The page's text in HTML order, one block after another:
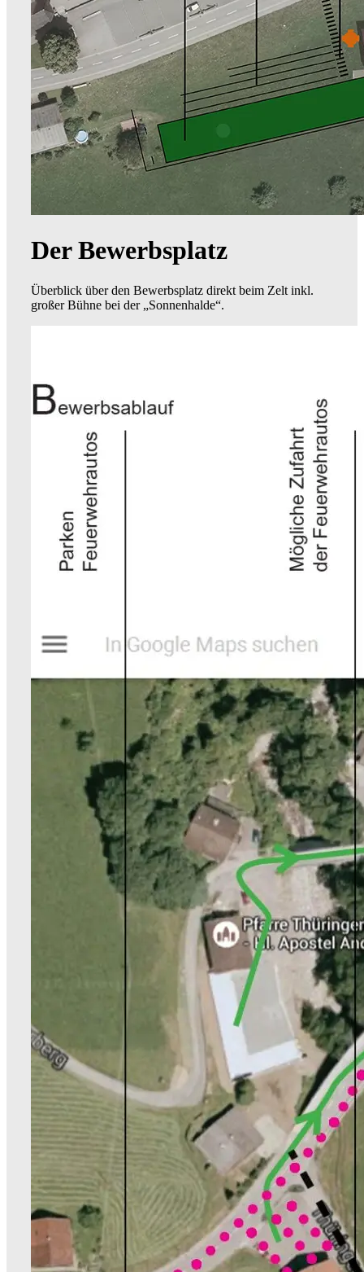
Der Bewerbsplatz
Überblick über den Bewerbsplatz direkt beim Zelt inkl.
großer Bühne bei der „Sonnenhalde“.